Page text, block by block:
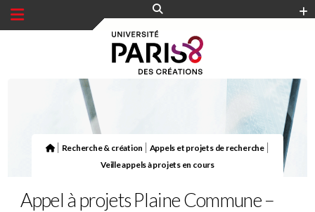
Recherche & création Appels et projets de recherche
Veille appels à projets en cours
Appel à projets Plaine Commune –
Panneau de gestion des cookies